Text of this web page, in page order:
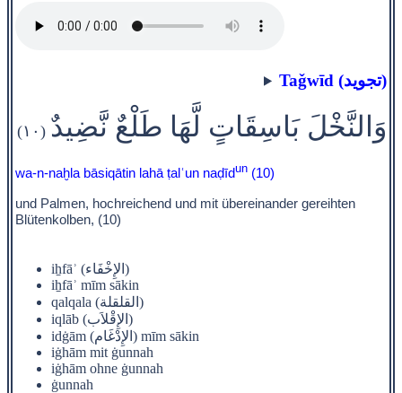
Taǧwīd (تجويد)
وَالنَّخْلَ بَاسِقَاتٍ لَّهَا طَلْعٌ نَّضِيدٌ (١٠)
wa-n-naḫla bāsiqātin lahā ṭalʿun naḍīdun (10)
und Palmen, hochreichend und mit übereinander gereihten
Blütenkolben, (10)
iẖfāʾ (الإِخْفَاء)
iẖfāʾ mīm sākin
qalqala (القلقلة)
iqlāb (الإِقْلاَب)
idġām (الإِدْغَام) mīm sākin
iġhām mit ġunnah
iġhām ohne ġunnah
ġunnah